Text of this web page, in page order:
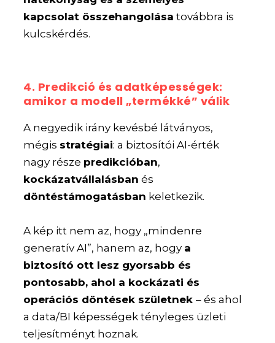
kapcsolat összehangolása továbbra is
kulcskérdés.
4. Predikció és adatképességek:
amikor a modell „termékké” válik
A negyedik irány kevésbé látványos,
mégis stratégiai: a biztosítói AI-érték
nagy része predikcióban,
kockázatvállalásban és
döntéstámogatásban keletkezik.
A kép itt nem az, hogy „mindenre
generatív AI”, hanem az, hogy a
biztosító ott lesz gyorsabb és
pontosabb, ahol a kockázati és
operációs döntések születnek– és ahol
a data/BI képességek tényleges üzleti
teljesítményt hoznak.